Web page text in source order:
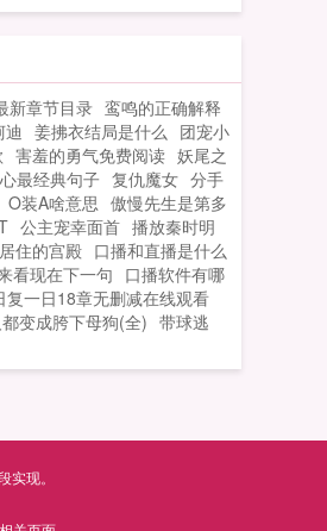
娘最新章节阴娘小说阴娘全
新章节目录 鸾鸣的正确解释
迪 姜拂衣结局是什么 团宠小
害羞的勇气免费阅读 妖尾之
最经典句子 复仇魔女 分手
O装A啥意思 傲慢先生是第多
公主宠幸面首 播放秦时明
住的宫殿 口播和直播是什么
看现在下一句
口播软件有哪
复一日18章无删减在线观看
变成胯下母狗(全) 带球逃
现。